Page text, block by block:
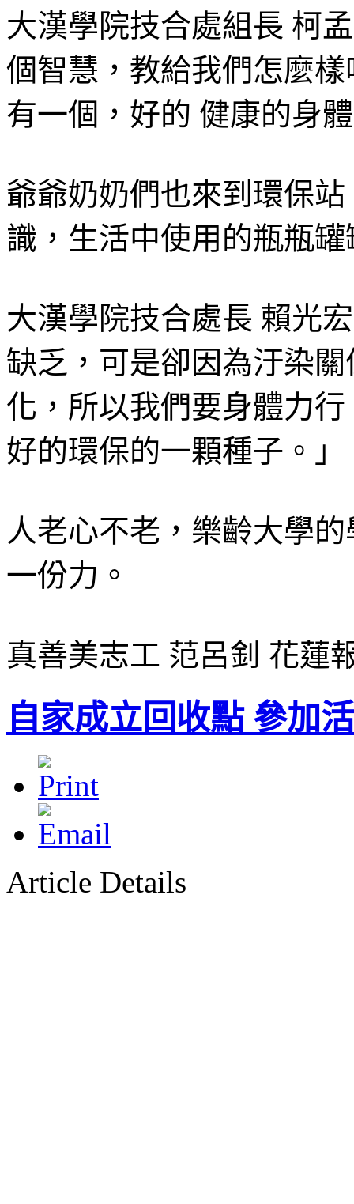
大漢學院技合處組長 柯
個智慧，教給我們怎麼
有一個，好的 健康的身
爺爺奶奶們也來到環保
識，生活中使用的瓶瓶
大漢學院技合處長 賴光
缺乏，可是卻因為汙染
化，所以我們要身體力
好的環保的一顆種子。」
人老心不老，樂齡大學
一份力。
真善美志工 范呂釗 花蓮
自家成立回收點 參加
Article Details